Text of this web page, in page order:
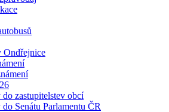
Ondřejnice
zastupitelstev obcí
Senátu Parlamentu ČR